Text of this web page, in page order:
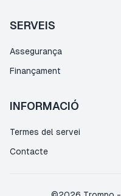
SERVEIS
Assegurança
Finançament
INFORMACIÓ
Termes del servei
Contacte